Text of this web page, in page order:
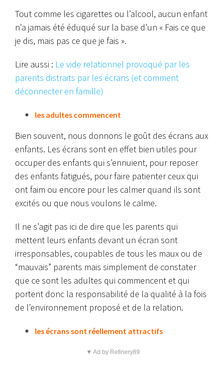
Tout comme les cigarettes ou l’alcool, aucun enfant
n’a jamais été éduqué sur la base d’un « Fais ce que
je dis, mais pas ce que je fais ».
Lire aussi : Le vide relationnel provoqué par les
parents distraits par les écrans (et comment
déconnecter en famille)
les adultes commencent
Bien souvent, nous donnons le goût des écrans aux
enfants. Les écrans sont en effet bien utiles pour
occuper des enfants qui s’ennuient, pour reposer
des enfants fatigués, pour faire patienter ceux qui
ont faim ou encore pour les calmer quand ils sont
excités ou que nous voulons le calme.
Il ne s’agit pas ici de dire que les parents qui
mettent leurs enfants devant un écran sont
irresponsables, coupables de tous les maux ou de
“mauvais” parents mais simplement de constater
que ce sont les adultes qui commencent et qui
portent donc la responsabilité de la qualité à la fois
de l’environnement proposé et de la relation.
les écrans sont réellement attractifs
▼ Ad by Refinery89